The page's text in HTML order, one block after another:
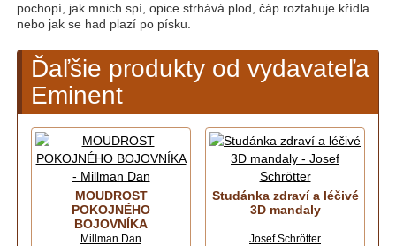
pochopí, jak mnich spí, opice strhává plod, čáp roztahuje křídla
nebo jak se had plazí po písku.
Ďaľšie produkty od vydavateľa
Eminent
MOUDROST
POKOJNÉHO
BOJOVNÍKA
Millman Dan
Studánka zdraví a léčivé
3D mandaly
Josef Schrötter